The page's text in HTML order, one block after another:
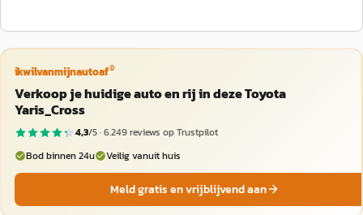
ikwilvanmijnautoaf®
Verkoop je huidige auto en rij in deze Toyota
Yaris_Cross
4,3/5 ·6.249reviews op Trustpilot
Bod binnen 24u
Veilig vanuit huis
Meld gratis en vrijblijvend aan